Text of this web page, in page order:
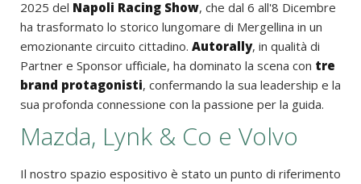
2025 del Napoli Racing Show, che dal 6 all'8 Dicembre
ha trasformato lo storico lungomare di Mergellina in un
emozionante circuito cittadino. Autorally, in qualità di
Partner e Sponsor ufficiale, ha dominato la scena con tre
brand protagonisti, confermando la sua leadership e la
sua profonda connessione con la passione per la guida.
Mazda, Lynk & Co e Volvo
Il nostro spazio espositivo è stato un punto di riferimento